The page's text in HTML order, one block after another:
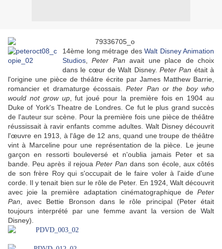
14ème long métrage des Walt Disney Animation
Studios ,Peter Pan avait une place de choix
dans le cœurde Walt Disney.Peter Pan était à
l'origine une pièce de théâtre écrite par James Matthew Barrie,
romancier et dramaturge écossais.Peter Pan or the boy who
would not grow up, fut joué pour la première fois en 1904 au
Duke of York's Theatre de Londres. Ce fut le plus grand succès
de l'auteur sur scène. Pour la première fois une pièce de théâtre
réussissait à ravir enfants comme adultes. Walt Disney découvrit
l'œuvre en 1913, à l'âge de 12 ans, quand une troupe de théâtre
vint à Marceline pour une représentation de la pièce. Le jeune
garçon en ressorti bouleversé et n'oublia jamais Peter et sa
bande. Peu après il rejoua Peter Pan dans son école, aux côtés
de son frère Roy qui s'occupait de le faire voler à l'aide d'une
corde. Il y tenait bien sur le rôle de Peter. En 1924, Walt découvrit
avec joie la première adaptation cinématographique de Peter
Pan , avec Bettie Bronson dans le rôle principal (Peter était
toujours interprété par une femme avant la version de Walt
Disney).